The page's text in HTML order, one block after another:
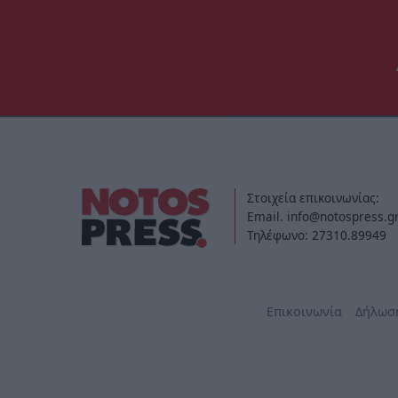
Στοιχεία επικοινωνίας:
Email. info@notospress.gr
Τηλέφωνο: 27310.89949
Επικοινωνία